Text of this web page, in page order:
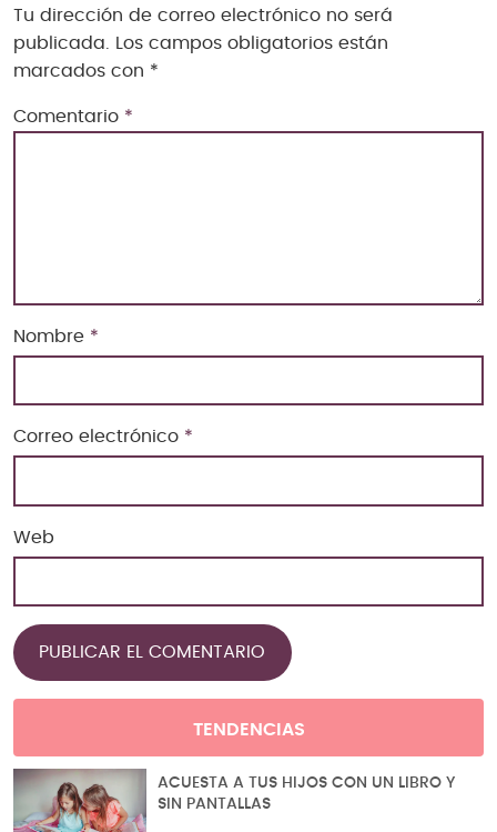
Tu dirección de correo electrónico no será
publicada.
Los campos obligatorios están
marcados con *
Comentario *
Nombre *
Correo electrónico *
Web
TENDENCIAS
ACUESTA A TUS HIJOS CON UN LIBRO Y
SIN PANTALLAS